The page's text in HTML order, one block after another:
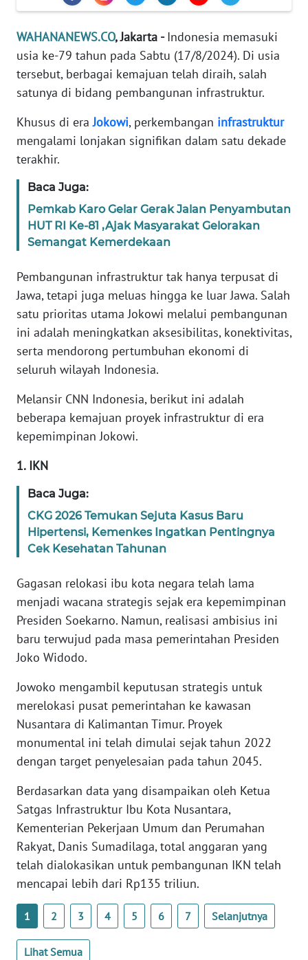
WAHANANEWS.CO, Jakarta -Indonesia memasuki
usia ke-79 tahun pada Sabtu (17/8/2024). Di usia
tersebut, berbagai kemajuan telah diraih, salah
satunya di bidang pembangunan infrastruktur.
Khusus di eraJokowi, perkembangan infrastruktur
mengalami lonjakan signifikan dalam satu dekade
terakhir.
Baca Juga:
Pemkab Karo Gelar Gerak Jalan Penyambutan
HUT RI Ke-81 ,Ajak Masyarakat Gelorakan
Semangat Kemerdekaan
Pembangunan infrastruktur tak hanya terpusat di
Jawa, tetapi juga meluas hingga ke luar Jawa. Salah
satu prioritas utama Jokowi melalui pembangunan
ini adalah meningkatkan aksesibilitas, konektivitas,
serta mendorong pertumbuhan ekonomi di
seluruh wilayah Indonesia.
Melansir CNN Indonesia, berikut ini adalah
beberapa kemajuan proyek infrastruktur di era
kepemimpinan Jokowi.
1. IKN
Baca Juga:
CKG 2026 Temukan Sejuta Kasus Baru
Hipertensi, Kemenkes Ingatkan Pentingnya
Cek Kesehatan Tahunan
Gagasan relokasi ibu kota negara telah lama
menjadi wacana strategis sejak era kepemimpinan
Presiden Soekarno. Namun, realisasi ambisius ini
baru terwujud pada masa pemerintahan Presiden
Joko Widodo.
Jowoko mengambil keputusan strategis untuk
merelokasi pusat pemerintahan ke kawasan
Nusantara di Kalimantan Timur. Proyek
monumental ini telah dimulai sejak tahun 2022
dengan target penyelesaian pada tahun 2045.
Berdasarkan data yang disampaikan oleh Ketua
Satgas Infrastruktur Ibu Kota Nusantara,
Kementerian Pekerjaan Umum dan Perumahan
Rakyat, Danis Sumadilaga, total anggaran yang
telah dialokasikan untuk pembangunan IKN telah
mencapai lebih dari Rp135 triliun.
1 2 3 4 5 6 7 Selanjutnya
Lihat Semua
EDITORIAL
Informasi
INDEKS
KONTAK
KAMI
IKLAN
TENTANG
KAMI
PEDOMAN
SIBER
REDAKSI
KARIR
DISCLAIMER
News
WN
SUMUT
WN
JABAR
WN
WN
NTT
WN
WN
PAPUA
WN
PAPUA
WN
RIAU